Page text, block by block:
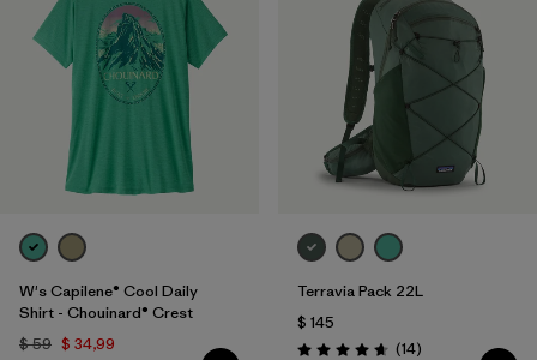
W's Capilene® Cool Daily
Shirt - Chouinard® Crest
$ 59 $ 34,99
Terravia Pack 22L
$ 145
(14Comentarios
)